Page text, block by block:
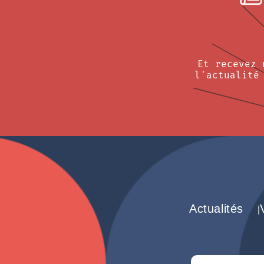
Et
l'actualité
Actualités